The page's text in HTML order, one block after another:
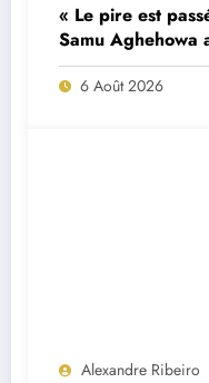
« Le pire est
Samu Aghehowa
Porto ?
6 Août 2026
Alexandre Ribeiro